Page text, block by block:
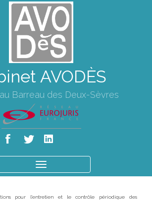
AVODÈS
Barreau des Deux-Sèvres
pour l'entretien et le contrôle périodique des